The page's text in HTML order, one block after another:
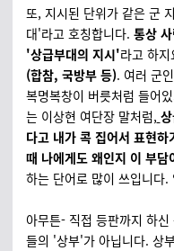
또, 지시된 단위가 같은 군
대'라고 호칭합니다. 통상
'상급부대의 지시'라고 하지
(합참, 국방부 등). 여러 군
복명복창이 버릇처럼 들어
는 이상현 여단장 말처럼,
다고 내가 콕 집어서 표현
때 나에게도 왜인지 이 부
하는 단어로 많이 쓰입니다
아무튼- 직접 등판까지 하
들의 '상부'가 아닙니다. 상